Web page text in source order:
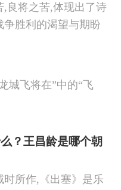
,良将之苦,体现出了诗
争胜利的渴望与期盼
,让人民过上安定生
城飞将在”中的“飞
？王昌龄是哪个朝
时所作,《出塞》是乐